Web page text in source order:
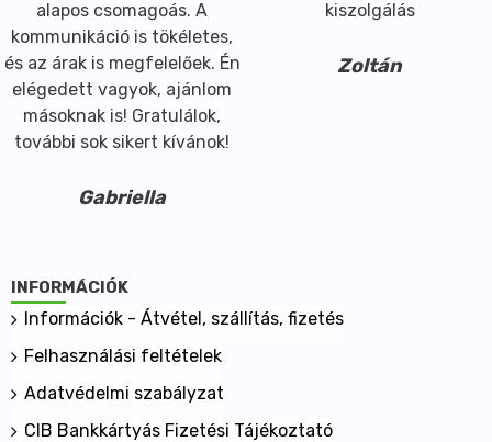
alapos csomagoás. A
kommunikáció is tökéletes,
és az árak is megfelelőek. Én
elégedett vagyok, ajánlom
másoknak is! Gratulálok,
további sok sikert kívánok!
Gabriella
kiszolgálás
Zoltán
INFORMÁCIÓK
Információk - Átvétel, szállítás, fizetés
Felhasználási feltételek
Adatvédelmi szabályzat
CIB Bankkártyás Fizetési Tájékoztató